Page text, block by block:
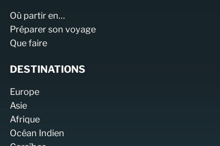
Où partir en…
Préparer son voyage
Que faire
DESTINATIONS
Europe
Asie
Afrique
Océan Indien